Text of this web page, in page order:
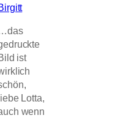
ist
Lotta,
wenn